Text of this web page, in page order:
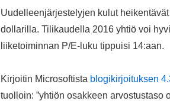
Uudelleenjärjestelyjen kulut
dollarilla. Tilikaudella 2016 yhtiö voi
liiketoiminnan P/E-luku tippuisi 14:aan.
Kirjoitin Microsoftista blogikirjoituksen
tuolloin: ”yhtiön osakkeen arvostustaso